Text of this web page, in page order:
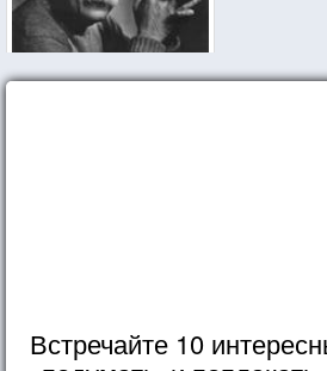
Встречайте 10